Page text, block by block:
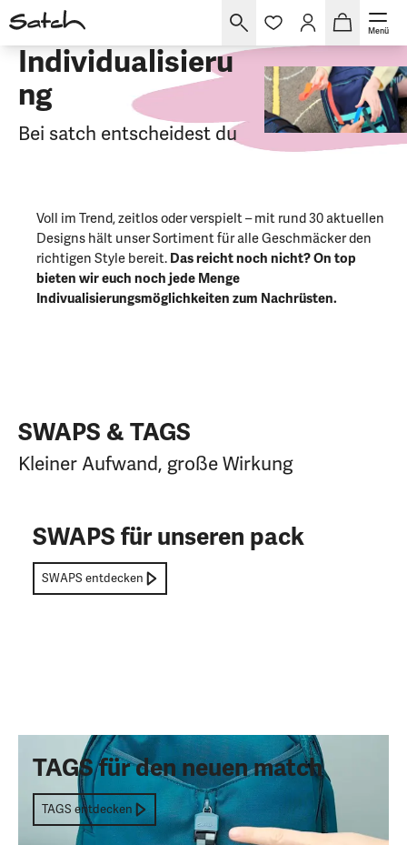
Menü
Individualisieru
ng
Bei satch entscheidest du
Voll im Trend, zeitlos oder verspielt – mit rund 30 aktuellen
Designs hält unser Sortiment für alle Geschmäcker den
richtigen Style bereit. Das reicht noch nicht? On top
bieten wir euch noch jede Menge
Indivualisierungsmöglichkeiten zum Nachrüsten.
SWAPS & TAGS
Kleiner Aufwand, große Wirkung
SWAPS für unseren pack
SWAPS entdecken
TAGS für den neuen match
TAGS entdecken